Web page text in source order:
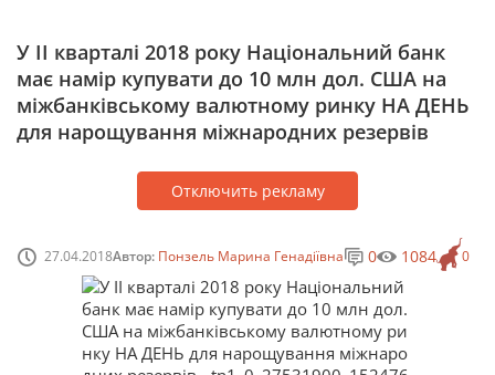
У ІІ кварталі 2018 року Національний банк
має намір купувати до 10 млн дол. США на
міжбанківському валютному ринку НА ДЕНЬ
для нарощування міжнародних резервів
Отключить рекламу
27.04.2018Автор: Понзель Марина Генадіївна 0
0 1084